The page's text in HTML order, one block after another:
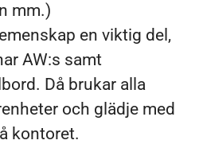
mm.)
en viktig del,
AW:s samt
Då brukar alla
och glädje med
kontoret.